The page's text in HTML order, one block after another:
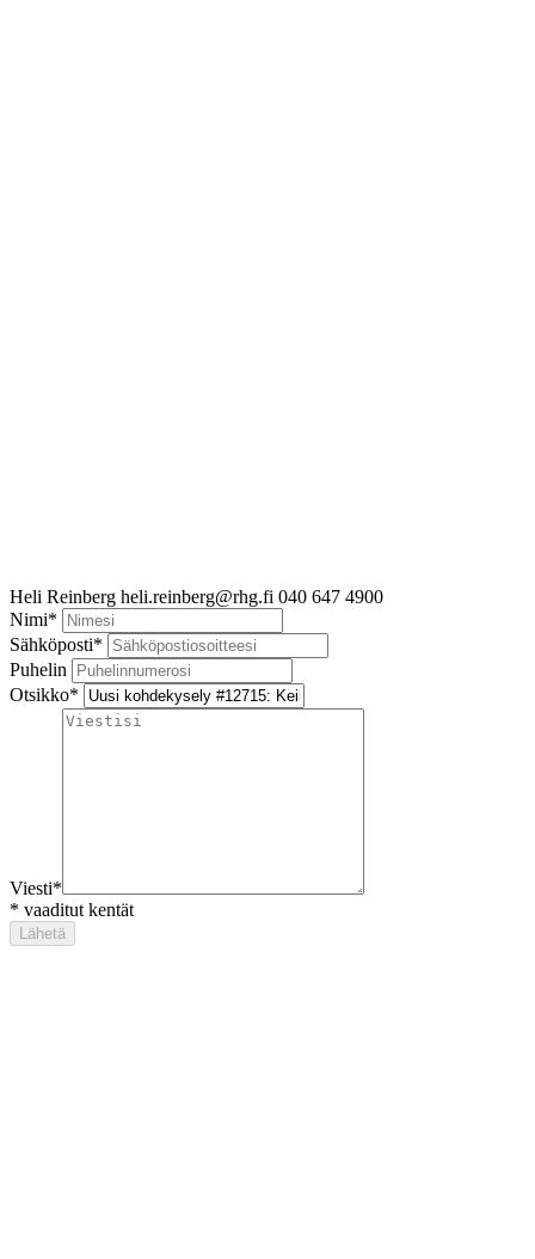
Heli Reinberg heli.reinberg@rhg.fi 040 647 4900
Nimi*
Sähköposti*
Puhelin
Otsikko*
Viesti*
* vaaditut kentät